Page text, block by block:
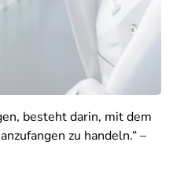
besteht darin, mit dem
zu handeln.“ –